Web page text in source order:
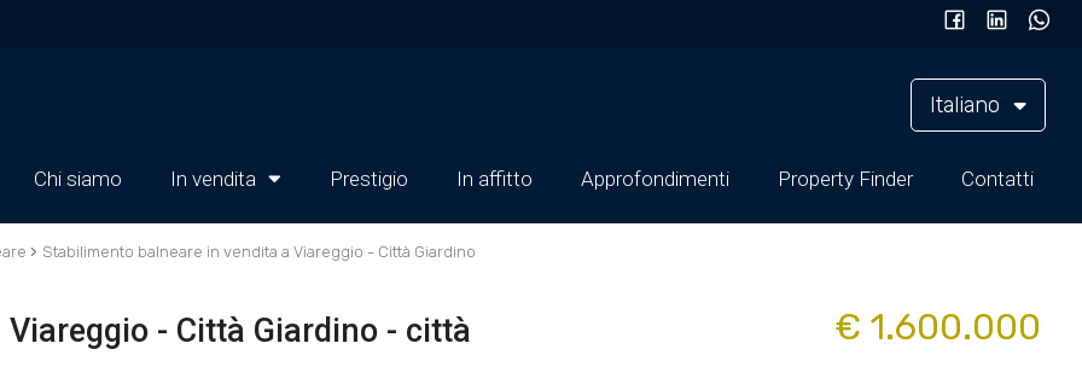
Italiano
Chi siamo In vendita Prestigio In affitto Approfondimenti Property Finder Contatti
› Stabilimento balneare in vendita a Viareggio - Città Giardino
- Città Giardino - città € 1.600.000